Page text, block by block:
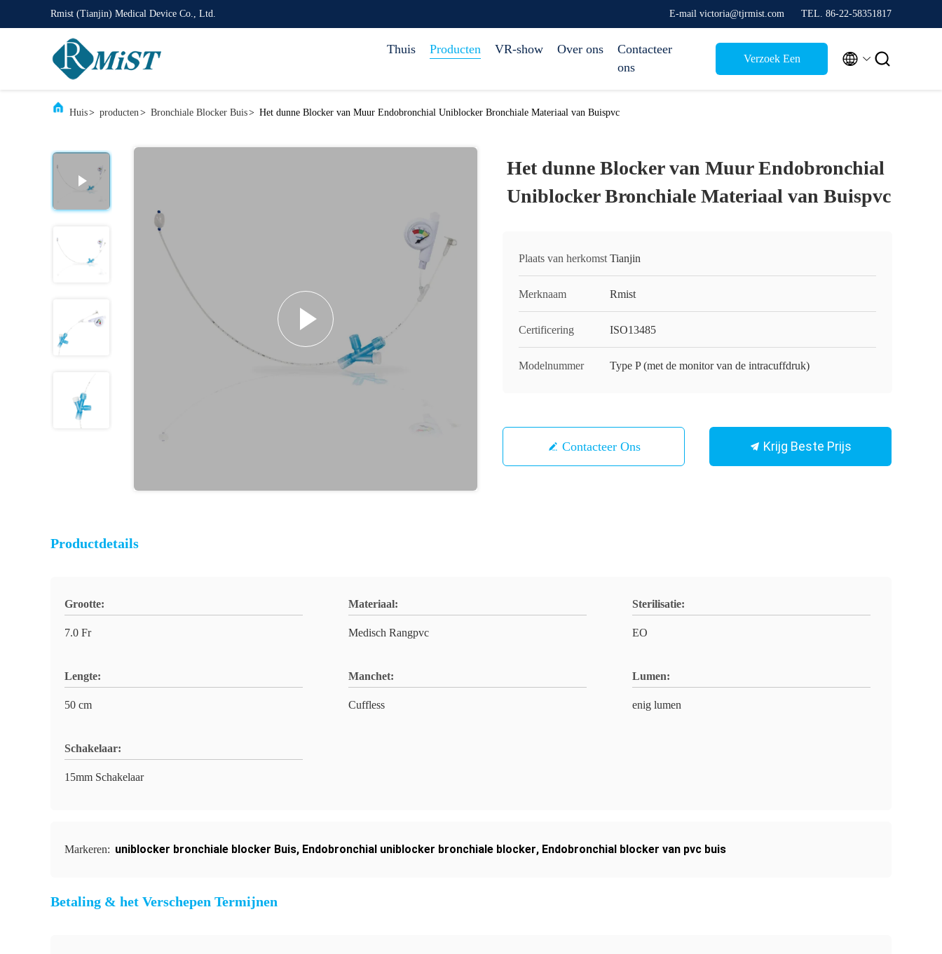
Rmist (Tianjin) Medical Device Co., Ltd. E-mail victoria@tjrmist.com TEL. 86-22-58351817
Thuis Producten VR-show Over ons
Contacteer
ons
Verzoek Een  
Huis> producten> Bronchiale Blocker Buis> Het dunne Blocker van Muur Endobronchial Uniblocker Bronchiale Materiaal van Buispvc
Het dunne Blocker van Muur Endobronchial
Uniblocker Bronchiale Materiaal van Buispvc
Plaats van herkomst Tianjin
Merknaam Rmist
Certificering ISO13485
Modelnummer Type P (met de monitor van de intracuffdruk)
Contacteer Ons Krijg Beste Prijs
Productdetails
Grootte:
7.0 Fr
Materiaal:
Medisch Rangpvc
Sterilisatie:
EO
Lengte:
50 cm
Manchet:
Cuffless
Lumen:
enig lumen
Schakelaar:
15mm Schakelaar
Markeren: uniblocker bronchiale blocker Buis, Endobronchial uniblocker bronchiale blocker, Endobronchial blocker van pvc buis
Betaling & het Verschepen Termijnen